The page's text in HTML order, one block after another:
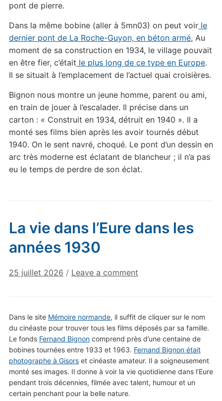
pont de pierre.
Dans la même bobine (aller à 5mn03) on peut voirle
dernier pont de La Roche-Guyon, en béton armé. Au
moment de sa construction en 1934, le village pouvait
en être fier, c’était le plus long de ce type en Europe.
Il se situait à l’emplacement de l’actuel quai croisières.
Bignon nous montre un jeune homme, parent ou ami,
en train de jouer à l’escalader. Il précise dans un
carton : « Construit en 1934, détruit en 1940 ». Il a
monté ses films bien après les avoir tournés début
1940. On le sent navré, choqué. Le pont d’un dessin en
arc très moderne est éclatant de blancheur ; il n’a pas
eu le temps de perdre de son éclat.
La vie dans l’Eure dans les
années 1930
25 juillet 2026 / Leave a comment
Dans le site Mémoire normande, il suffit de cliquer sur le nom
du cinéaste pour trouver tous les films déposés par sa famille.
Le fonds Fernand Bignoncomprend près d’une centaine de
bobines tournées entre 1933 et 1963. Fernand Bignon était
photographe à Gisorset cinéaste amateur. Il a soigneusement
monté ses images. Il donne à voir la vie quotidienne dans l’Eure
pendant trois décennies, filmée avec talent, humour et un
certain penchant pour la belle nature.